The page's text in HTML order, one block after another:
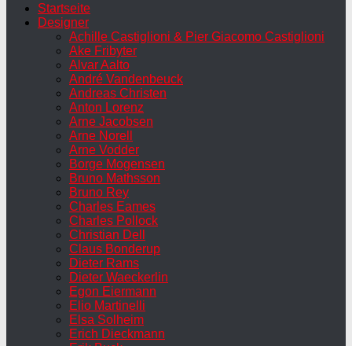
Startseite
Designer
Achille Castiglioni & Pier Giacomo Castiglioni
Ake Fribyter
Alvar Aalto
André Vandenbeuck
Andreas Christen
Anton Lorenz
Arne Jacobsen
Arne Norell
Arne Vodder
Borge Mogensen
Bruno Mathsson
Bruno Rey
Charles Eames
Charles Pollock
Christian Dell
Claus Bonderup
Dieter Rams
Dieter Waeckerlin
Egon Eiermann
Elio Martinelli
Elsa Solheim
Erich Dieckmann